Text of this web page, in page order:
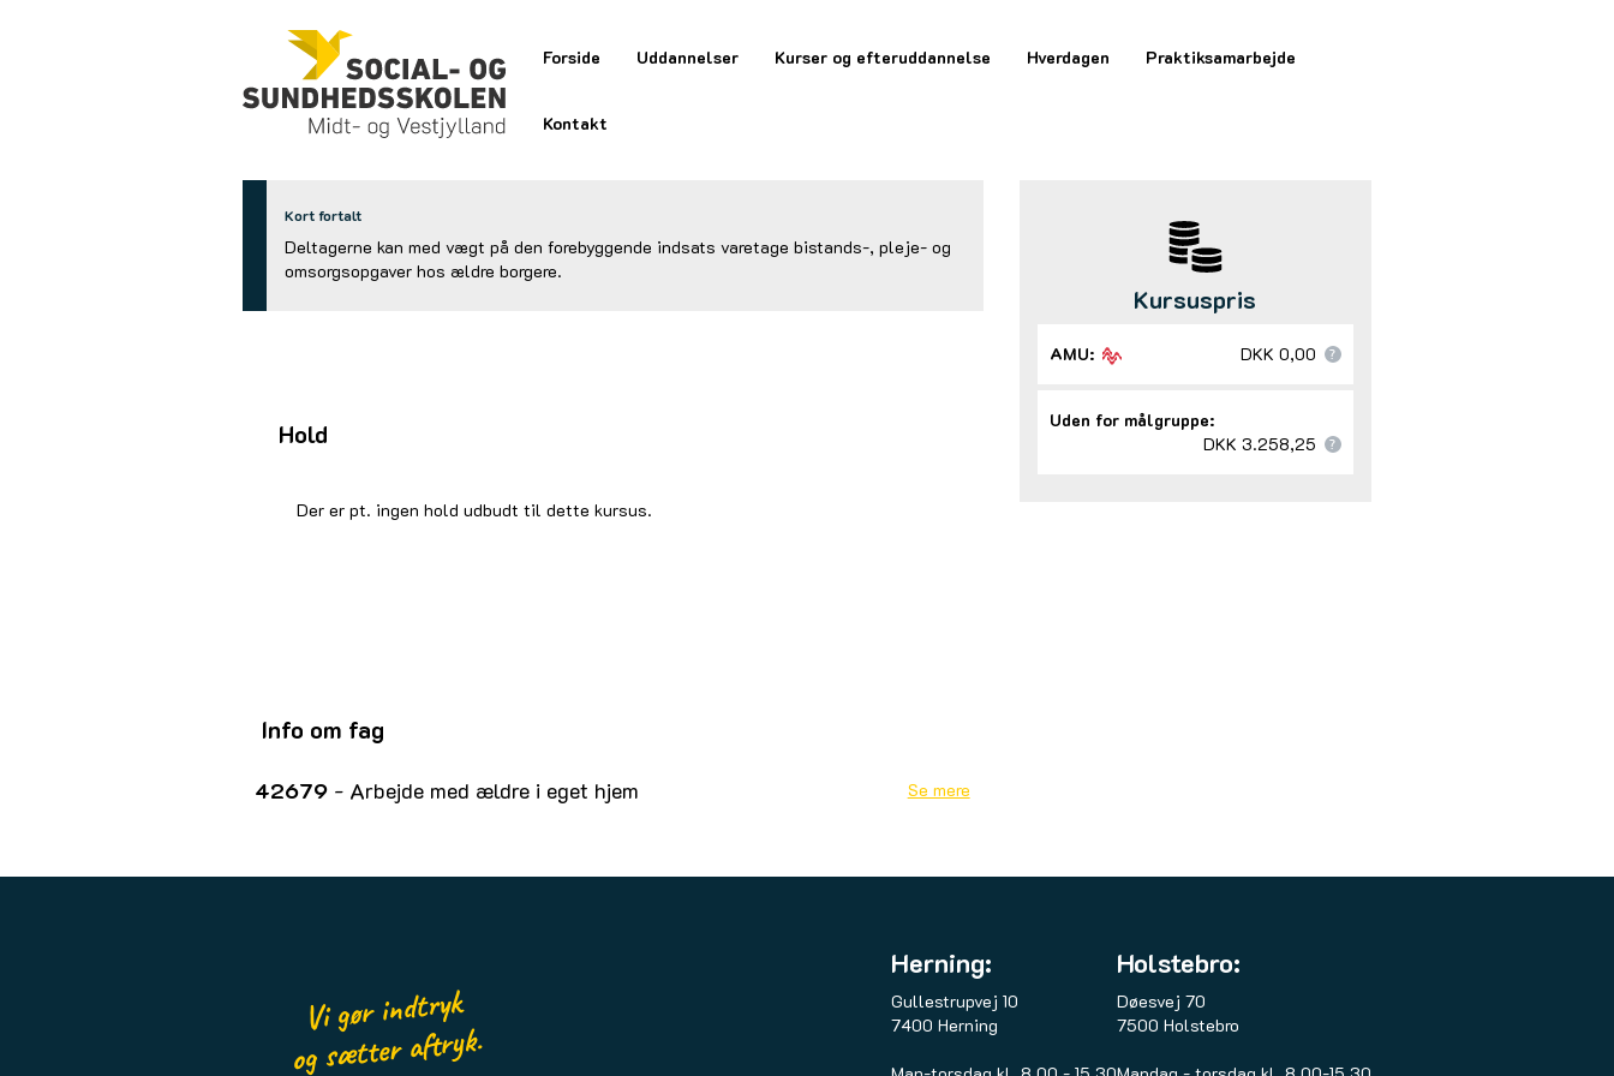
Forside Uddannelser Kurser og efteruddannelse Hverdagen Praktiksamarbejde
Kontakt
Kort fortalt
Deltagerne kan med vægt på den forebyggende indsats varetage bistands-, pleje- og
omsorgsopgaver hos ældre borgere.
Hold
Der er pt. ingen hold udbudt til dette kursus.
Info om fag
42679 - Arbejde med ældre i eget hjem Se mere
Kursuspris
AMU: DKK 0,00
Uden for målgruppe:
DKK 3.258,25
Vi gør indtryk
og sætter aftryk.
Herning:
Gullestrupvej 10
7400 Herning
Holstebro:
Døesvej 70
7500 Holstebro